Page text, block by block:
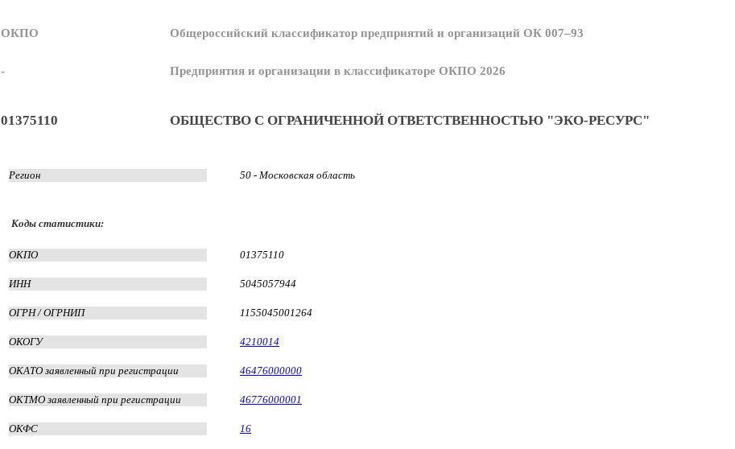
ОКПО Общероссийский классификатор предприятий и организаций ОК 007–93
- Предприятия и организации в классификаторе ОКПО 2026
01375110 ОБЩЕСТВО С ОГРАНИЧЕННОЙ ОТВЕТСТВЕННОСТЬЮ "ЭКО-РЕСУРС"
Регион 50 - Московская область
Коды статистики:
ОКПО 01375110
ИНН 5045057944
ОГРН / ОГРНИП 1155045001264
ОКОГУ 4210014
ОКАТО заявленный при регистрации 46476000000
ОКТМО заявленный при регистрации 46776000001
ОКФС 16